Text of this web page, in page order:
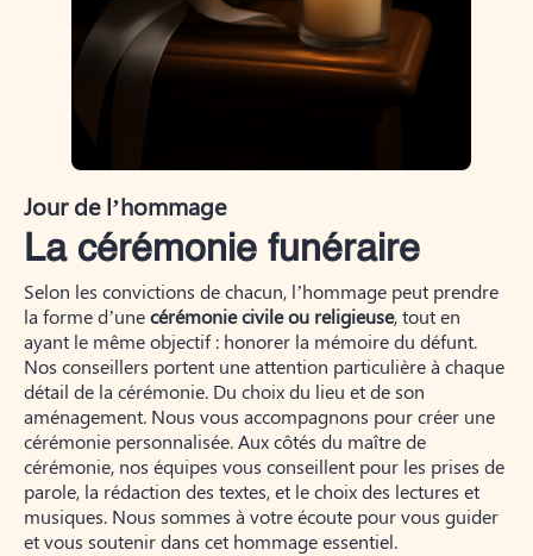
Jour de l’hommage
La cérémonie funéraire
Selon les convictions de chacun, l’hommage peut prendre
la forme d’unecérémonie civile ou religieuse, tout en
ayant le même objectif : honorer la mémoire du défunt.
Nos conseillers portent une attention particulière à chaque
détail de la cérémonie. Du choix du lieu et de son
aménagement. Nous vous accompagnons pour créer une
cérémonie personnalisée. Aux côtés du maître de
cérémonie, nos équipes vous conseillent pour les prises de
parole, la rédaction des textes, et le choix des lectures et
musiques. Nous sommes à votre écoute pour vous guider
et vous soutenir dans cet hommage essentiel.